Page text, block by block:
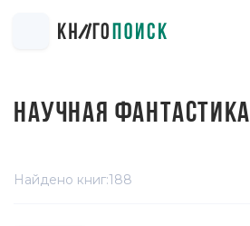
НАУЧНАЯ ФАНТАСТИКА
Найдено книг:188